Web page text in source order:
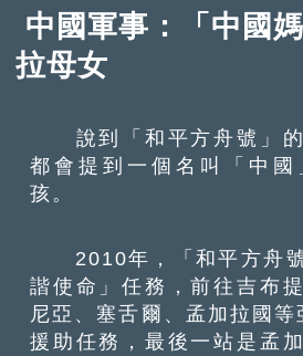
中國軍事：「中國
拉母女
說到「和平方舟號」的
都會提到一個名叫「中國
孩。
2010年，「和平方舟號
諧使命」任務，前往吉布
尼亞、塞舌爾、孟加拉國
援助任務，最後一站是孟